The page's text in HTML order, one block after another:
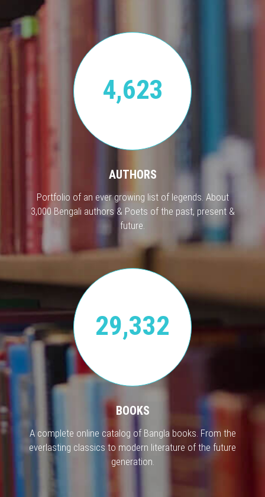
4,623
AUTHORS
Portfolio of an ever growing list of legends. About
3,000 Bengali authors & Poets of the past, present &
future.
29,332
BOOKS
A complete online catalog of Bangla books. From the
everlasting classics to modern literature of the future
generation.